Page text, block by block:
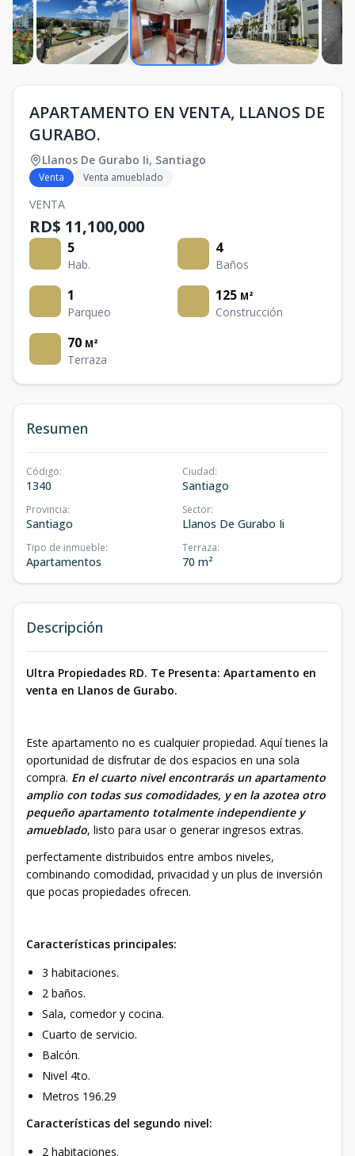
APARTAMENTO EN VENTA, LLANOS DE
GURABO.
Llanos De Gurabo Ii, Santiago
Venta Venta amueblado
VENTA
RD$ 11,100,000
5
Hab.
4
Baños
1
Parqueo
125 M²
Construcción
70 M²
Terraza
Resumen
Código:
1340
Ciudad:
Santiago
Provincia:
Santiago
Sector:
Llanos De Gurabo Ii
Tipo de inmueble:
Apartamentos
Terraza:
70 m²
Descripción
Ultra Propiedades RD. Te Presenta: Apartamento en
venta en Llanos de Gurabo.
Este apartamento no es cualquier propiedad. Aquí tienes la
oportunidad de disfrutar de dos espacios en una sola
compra. En el cuarto nivel encontrarás un apartamento
amplio con todas sus comodidades, y en la azotea otro
pequeño apartamento totalmente independiente y
amueblado, listo para usar o generar ingresos extras.
perfectamente distribuidos entre ambos niveles,
combinando comodidad, privacidad y un plus de inversión
que pocas propiedades ofrecen.
Características principales:
3 habitaciones.
2 baños.
Sala, comedor y cocina.
Cuarto de servicio.
Balcón.
Nivel 4to.
Metros 196.29
Características del segundo nivel:
2 habitaciones.